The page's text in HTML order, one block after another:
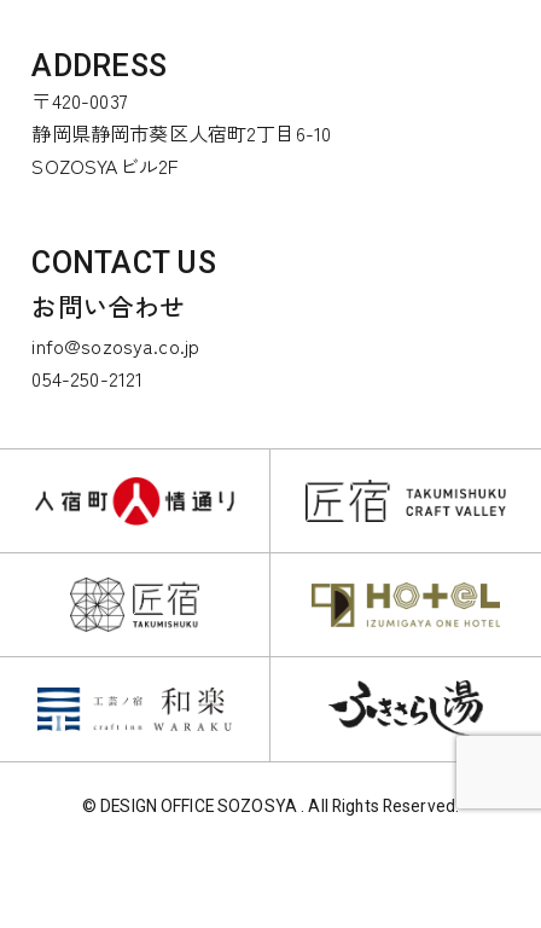
ADDRESS
〒420-0037
静岡県静岡市葵区人宿町2丁目6-10
SOZOSYAビル2F
CONTACT US
お問い合わせ
info@sozosya.co.jp
054-250-2121
© DESIGN OFFICE SOZOSYA . All Rights Reserved.